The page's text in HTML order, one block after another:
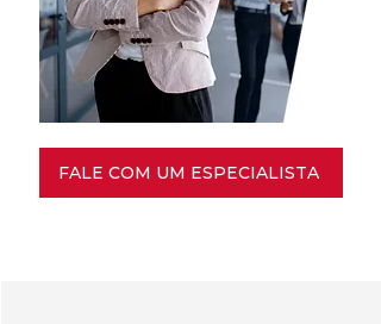
FALE COM UM ESPECIALISTA